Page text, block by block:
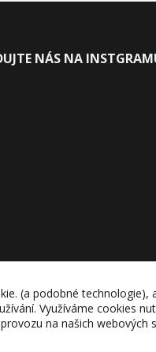
NÁS NA
(a podobné technologie),
Využíváme cookies
na našich webových